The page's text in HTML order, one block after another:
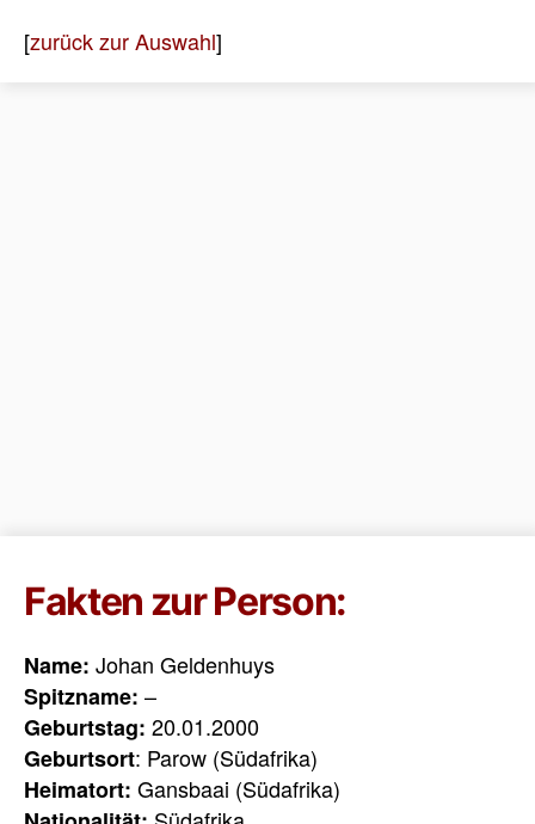
[zurück zur Auswahl]
Fakten zur Person:
Name: Johan Geldenhuys
Spitzname: –
Geburtstag: 20.01.2000
Geburtsort: Parow (Südafrika)
Heimatort: Gansbaai (Südafrika)